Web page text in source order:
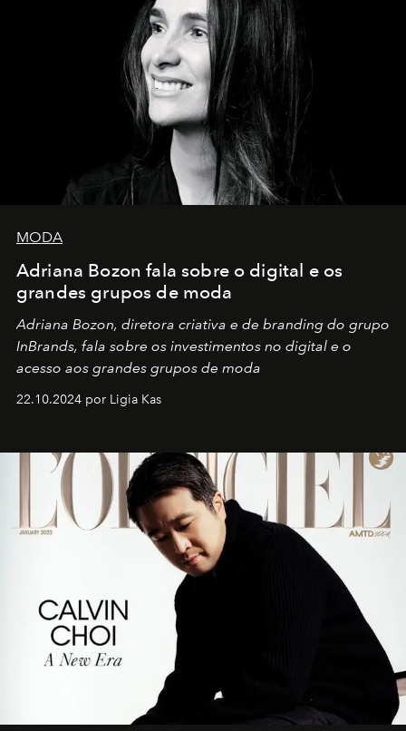
MODA
Adriana Bozon fala sobre o digital e os
grandes grupos de moda
Adriana Bozon, diretora criativa e de branding do grupo
InBrands, fala sobre os investimentos no digital e o
acesso aos grandes grupos de moda
22.10.2024 por Ligia Kas